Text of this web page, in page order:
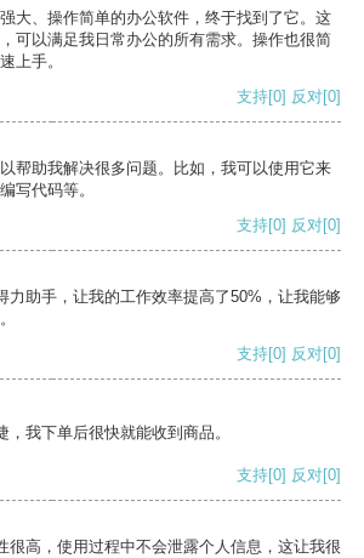
大、操作简单的办公软件，终于找到了它。这
可以满足我日常办公的所有需求。操作也很简
上手。
支持[0] 反对[0]
帮助我解决很多问题。比如，我可以使用它来
写代码等。
支持[0] 反对[0]
力助手，让我的工作效率提高了50%，让我能够
支持[0] 反对[0]
我下单后很快就能收到商品。
支持[0] 反对[0]
很高，使用过程中不会泄露个人信息，这让我很